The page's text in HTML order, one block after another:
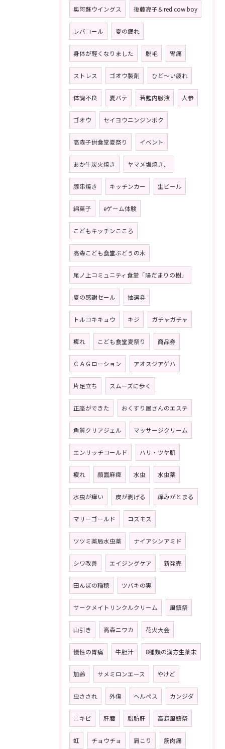
奥阿蘇ウイングス 後藤亮子＆red cow boy
レバコール 夏の疲れ
身体が軽くなりました 脱毛 胃痛
ストレス ゴオウ製剤 ひど〜い疲れ
体調不良 夏バテ 若甦内服液 人参
ゴオウ セイヨウニンジンボク
高森子供食堂夏祭り イベント
あか牛炭火焼き ヤマメ塩焼き、
豚串焼き キッチンカー 生ビール
綿菓子 eゲーム体験
こどもキッチンこころ
高森こども食堂ぶどうの木
尾ノ上コミュニティ食堂「陽だまりの樹」
夏の感謝セール 抽選券
トルコキキョウ キジ ガチャガチャ
痺れ こども食堂夏祭り 商品券
ＣＡＧローション アオスジアゲハ
片足立ち スムーズに歩く
正座ができた おくすり屋さんのエステ
角質クリアジェル マッサージクリーム
エンリッチコールド ハリ・ツヤ肌
疲れ 顔面麻痺 水虫 水虫薬
水虫が痒い 皮が剥げる 痒みがとまる
マリーゴールド コスモス
ツツミ薬局水虫薬 ナイアシンアミド
シワ改善 エイジングケア 新発売
田んぼの稲穂 ツバキの実
サークメイトリンクルクリーム 風鎮祭
山引き 高森ニワカ 花火大会
慢性の胃痛 牛胆汁 8種類の漢方生薬末
加齢 サメミロンエース やけど
虫さされ 外傷 ヘルペス カンジダ
ニキビ 肝臓 脂肪肝 高森風鎮祭
虹 チョウチョ 肩こり 筋肉痛